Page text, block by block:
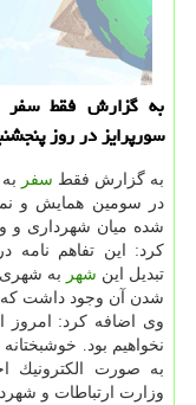
به گزارش فقط سفر
سورپرایز در روز
به گزارش فقط سفر
در سومین همایش و
شده میان شهرداری و
كرد: این تفاهم نامه
تبدیل این شهر به شهری
شدن آن وجود داشت
وی اضافه كرد: امروز
نخواهیم بود.
به صورت الكترونیك
وزارت ارتباطات و